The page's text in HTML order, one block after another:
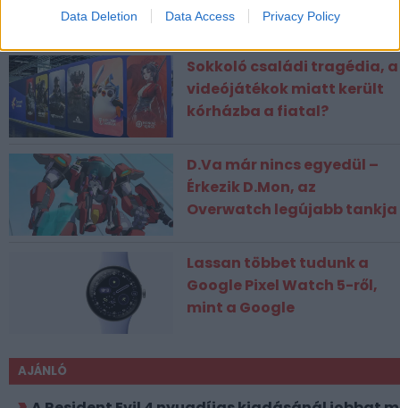
Data Deletion Data Access Privacy Policy
Sokkoló családi tragédia, a
videójátékok miatt került
kórházba a fiatal?
D.Va már nincs egyedül –
Érkezik D.Mon, az
Overwatch legújabb tankja
Lassan többet tudunk a
Google Pixel Watch 5-ről,
mint a Google
AJÁNLÓ